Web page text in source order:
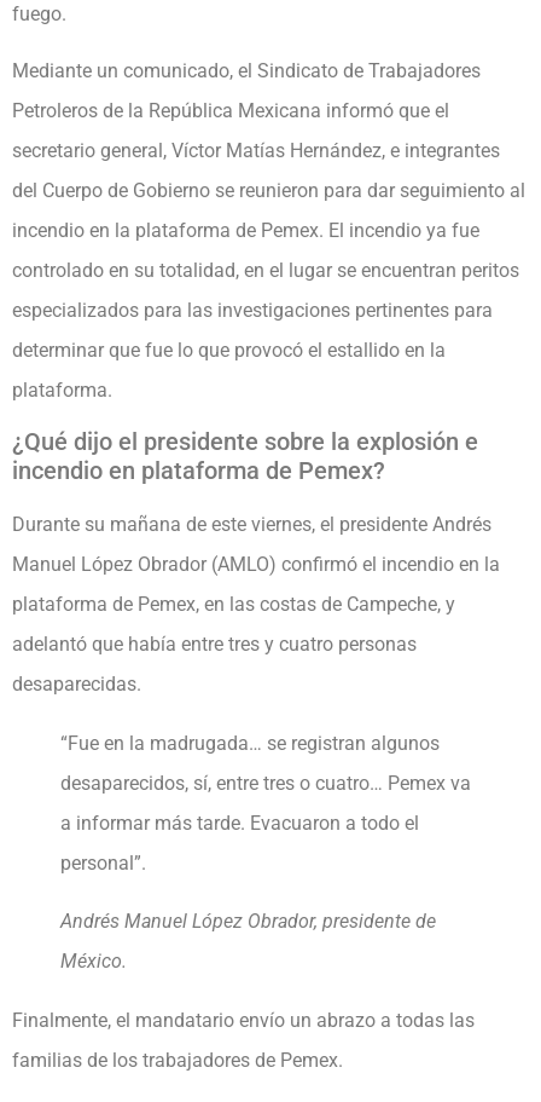
fuego.
Mediante un comunicado, el Sindicato de Trabajadores
Petroleros de la República Mexicana informó que el
secretario general, Víctor Matías Hernández, e integrantes
del Cuerpo de Gobierno se reunieron para dar seguimiento al
incendio en la plataforma de Pemex. El incendio ya fue
controlado en su totalidad, en el lugar se encuentran peritos
especializados para las investigaciones pertinentes para
determinar que fue lo que provocó el estallido en la
plataforma.
¿Qué dijo el presidente sobre la explosión e
incendio en plataforma de Pemex?
Durante su mañana de este viernes, el presidente Andrés
Manuel López Obrador (AMLO) confirmó el incendio en la
plataforma de Pemex, en las costas de Campeche, y
adelantó que había entre tres y cuatro personas
desaparecidas.
“Fue en la madrugada… se registran algunos
desaparecidos, sí, entre tres o cuatro… Pemex va
a informar más tarde. Evacuaron a todo el
personal”.
Andrés Manuel López Obrador, presidente de
México.
Finalmente, el mandatario envío un abrazo a todas las
familias de los trabajadores de Pemex.